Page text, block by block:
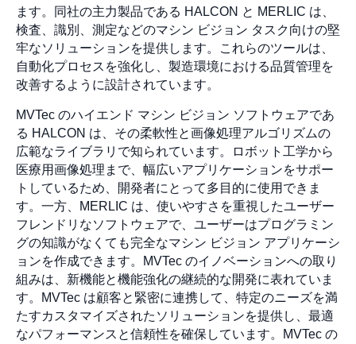
ます。同社の主力製品である HALCON と MERLIC は、
検査、識別、測定などのマシン ビジョン タスク向けの堅
牢なソリューションを提供します。これらのツールは、
自動化プロセスを強化し、製造環境における品質管理を
改善するように設計されています。
MVTec のハイエンド マシン ビジョン ソフトウェアであ
る HALCON は、その柔軟性と画像処理アルゴリズムの
広範なライブラリで知られています。ロボット工学から
医療用画像処理まで、幅広いアプリケーションをサポー
トしているため、開発者にとって多目的に使用できま
す。一方、MERLIC は、使いやすさを重視したユーザー
フレンドリなソフトウェアで、ユーザーはプログラミン
グの知識がなくても完全なマシン ビジョン アプリケーシ
ョンを作成できます。MVTec のイノベーションへの取り
組みは、新機能と機能強化の継続的な開発に表れていま
す。MVTec は顧客と緊密に連携して、特定のニーズを満
たすカスタマイズされたソリューションを提供し、最適
なパフォーマンスと信頼性を確保しています。MVTec の